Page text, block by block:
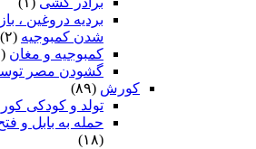
بردیه دروغین ،
شدن کمبوجیه (۲)
کمبوجیه و مغان (۲)
گشودن مصر
کورش (۸۹)
تولد و کودکی
حمله به بابل و
(۱۸)